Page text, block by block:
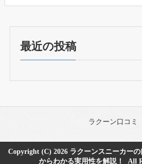
最近の投稿
ラクーン口コミ
Copyright (C) 2026 ラクーンスニーカー
からわかる実用性を解説！
All